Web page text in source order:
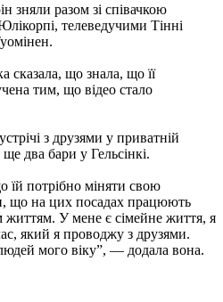
зняли разом зі співачкою
телеведучими Тінні
сказала, що знала, що її
тим, що відео стало
з друзями у приватній
ще два бари у Гельсінкі.
потрібно міняти свою
що на цих посадах працюють
життям. У мене є сімейне життя, я
який я проводжу з друзями.
мого віку”, — додала вона.